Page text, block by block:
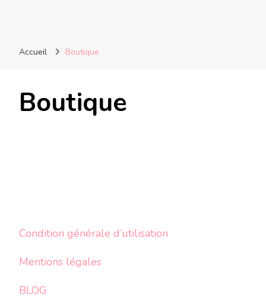
Accueil Boutique
Boutique
Condition générale d’utilisation
Mentions légales
BLOG